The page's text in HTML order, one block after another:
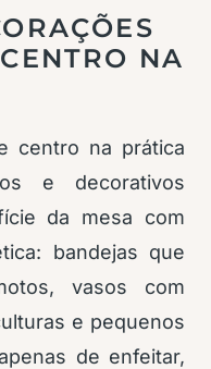
NA
centro na prática
e decorativos
da mesa com
bandejas que
vasos com
e pequenos
de enfeitar,